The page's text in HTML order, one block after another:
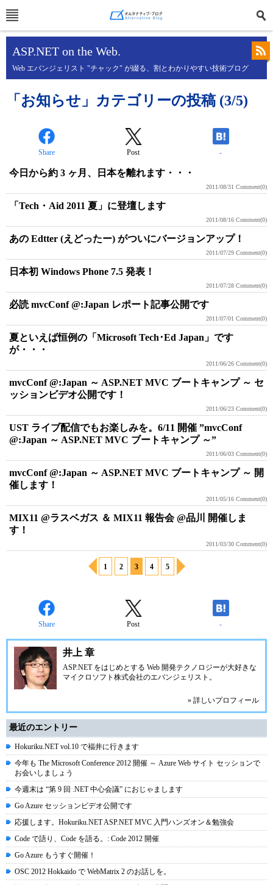
ASP.NET on the Web.
Web エバンジェリスト "チャック" が綴る、割とわかりやすい技術ブログ
「お知らせ」カテゴリーの投稿 (3/5)
Share Post -
今日から約 3 ヶ月、日本を離れます・・・
2011/08/31 Comment(0)
「Tech・Aid 2011 夏」に登壇します
2011/08/16 Comment(0)
あの Edtter (えどったー) がついにバージョンアップ！
2011/07/29 Comment(0)
日本初 Windows Phone 7.5 発表！
2011/07/28 Comment(0)
必読 mvcConf @:Japan レポート記事公開です
2011/07/01 Comment(0)
夏といえば恒例の「Microsoft Tech･Ed Japan」です
が・・・
2011/06/26 Comment(0)
mvcConf @:Japan ～ ASP.NET MVC ブートキャンプ ～ セ
ッションビデオ公開です！
2011/06/23 Comment(0)
UST ライブ配信でもお楽しみを。6/11 開催 ”mvcConf
@:Japan ～ ASP.NET MVC ブートキャンプ ～”
2011/06/03 Comment(0)
mvcConf @:Japan ～ ASP.NET MVC ブートキャンプ ～ 開
催します！
2011/05/16 Comment(0)
MIX11 @ラスベガス ＆ MIX11 報告会 @品川 開催しま
す！
2011/03/30 Comment(0)
1 2 3 4 5
Share Post -
井上 章
ASP.NETをはじめとする Web 開発テクノロジーが大好きな
マイクロソフト株式会社のエバンジェリスト。
» 詳しいプロフィール
最近のエントリー
Hokuriku.NET vol.10 で福井に行きます
今年も The Microsoft Conference 2012 開催 ～ Azure Web サイト セッションで
お会いしましょう
今週末は “第 9 回 .NET 中心会議” におじゃまします
Go Azure セッションビデオ公開です
応援します。Hokuriku.NET ASP.NET MVC 入門ハンズオン＆勉強会
Code で語り、Code を語る。: Code 2012 開催
Go Azure もうすぐ開催！
OSC 2012 Hokkaido で WebMatrix 2 のお話しを。